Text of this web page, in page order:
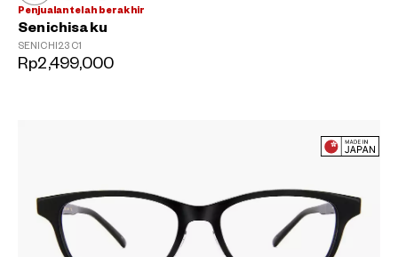
Penjualan telah berakhir
Senichisaku
SENICHI23 C1
Rp2,499,000